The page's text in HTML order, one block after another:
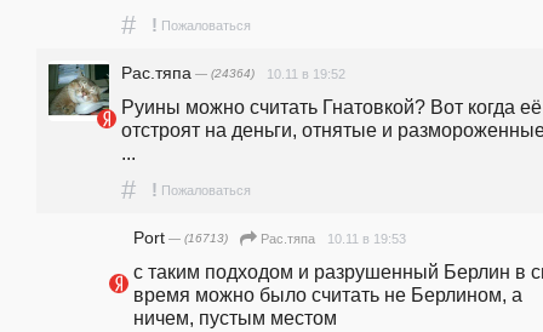
# ! Пожаловаться
Рас.тяпа — (24364) 10.11 в 19:52
Руины можно считать Гнатовкой? Вот когда её
отстроят на деньги, отнятые и
...
# ! Пожаловаться
Port — (16713) Рас.тяпа 10.11 в 19:53
с таким подходом и разрушенный Берлин в
время можно было считать не Берлином, а
ничем, пустым местом